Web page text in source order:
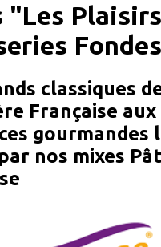
"Les Plaisirs
classiques
Française
gourmandes
nos mixes